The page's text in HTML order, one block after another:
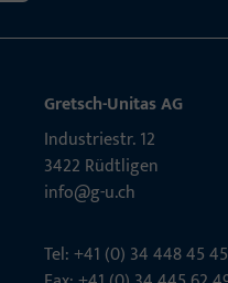
Gretsch-Unitas AG
Indu­s­triestr. 12
3422 Rüdt­ligen
info@g-u.ch
Tel: +41 (0) 34 448 45 45